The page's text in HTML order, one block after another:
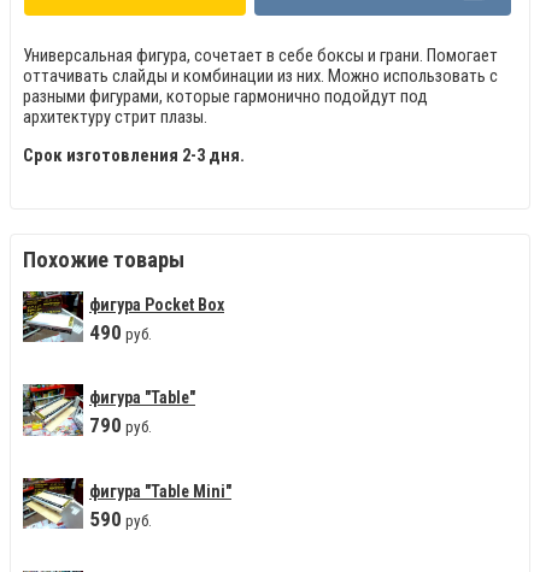
Похожие товары
фигура Pocket Box
490 руб.
фигура "Table"
790 руб.
фигура "Table Mini"
590 руб.
Универсальная фигура, сочетает в себе боксы и грани. Помогает
оттачивать слайды и комбинации из них. Можно использовать с
разными фигурами, которые гармонично подойдут под
архитектуру стрит плазы.
Срок изготовления 2-3 дня.